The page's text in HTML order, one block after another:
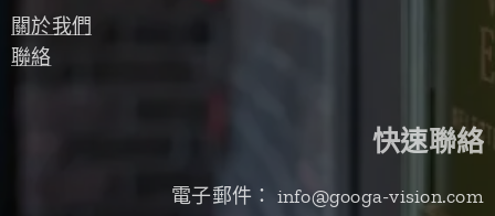
關於我們
聯絡
快速聯絡
電子郵件： info@googa-vision.com